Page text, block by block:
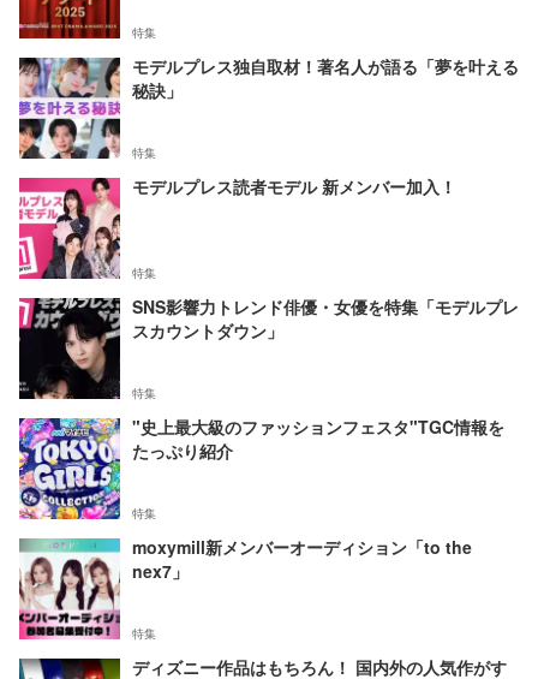
特集
モデルプレス独自取材！著名人が語る「夢を叶える
秘訣」
特集
モデルプレス読者モデル 新メンバー加入！
特集
SNS影響力トレンド俳優・女優を特集「モデルプレ
スカウントダウン」
特集
"史上最大級のファッションフェスタ"TGC情報を
たっぷり紹介
特集
moxymill新メンバーオーディション「to the
nex7」
特集
ディズニー作品はもちろん！ 国内外の人気作がす